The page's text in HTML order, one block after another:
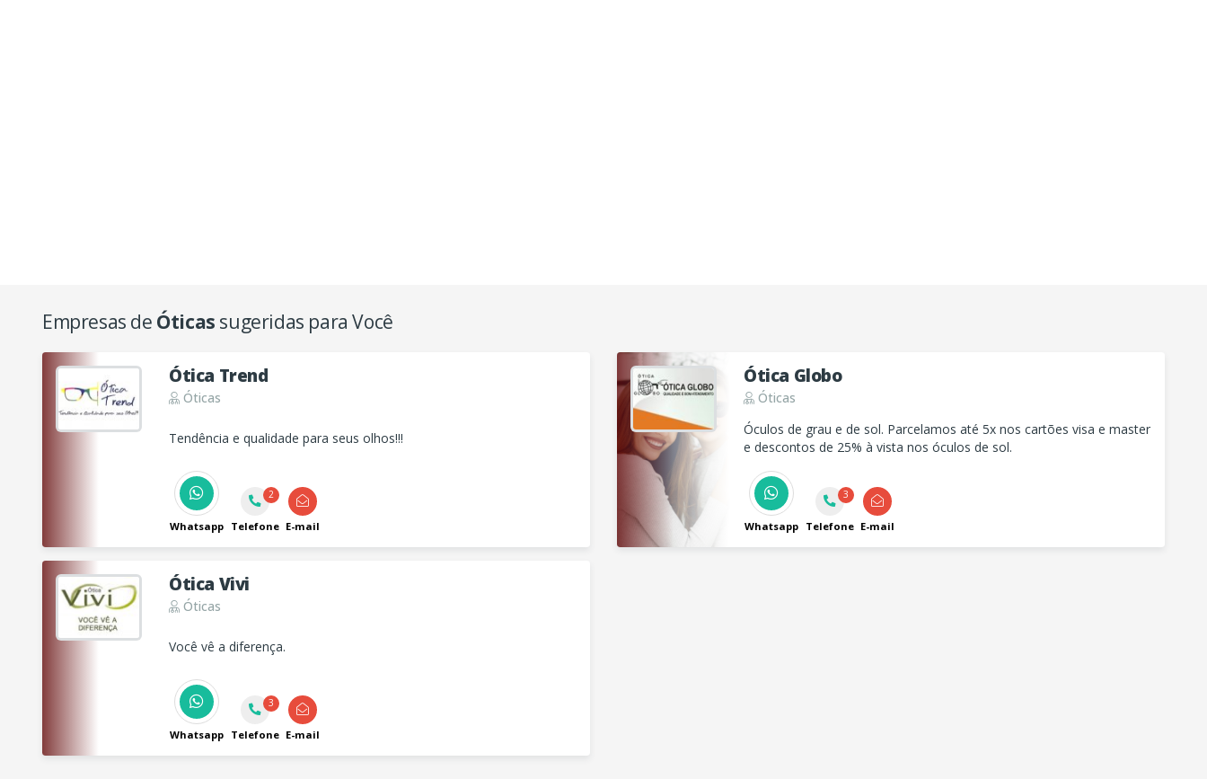
Empresas de Óticas sugeridas para Você
Ótica Trend
Óticas
Tendência e qualidade para seus olhos!!!
Whatsapp
2
Telefone E-mail
Ótica Globo
Óticas
Óculos de grau e de sol. Parcelamos até 5x nos cartões visa e master
e descontos de 25% à vista nos óculos de sol.
Whatsapp
3
Telefone E-mail
Ótica Vivi
Óticas
Você vê a diferença.
Whatsapp
3
Telefone E-mail